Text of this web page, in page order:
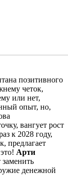
позитивного
четок,
или нет,
опыт, но,
вангует рост
к 2028 году,
предлагает
Арти
денежной